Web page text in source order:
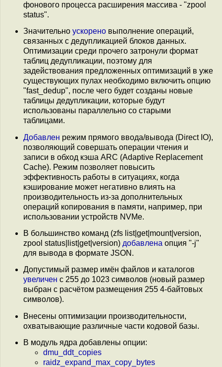
фонового процесса расширения массива - "zpool
status".
Значительно ускорено выполнение операций,
связанных с дедупликацией блоков данных.
Оптимизации среди прочего затронули формат
таблиц дедупликации, поэтому для
задействования предложенных оптимизаций в уже
существующих пулах необходимо включить опцию
"fast_dedup", после чего будет созданы новые
таблицы дедупликации, которые будут
использованы параллельно со старыми
таблицами.
Добавлен режим прямого ввода/вывода (Direct IO),
позволяющий совершать операции чтения и
записи в обход кэша ARC (Adaptive Replacement
Cache). Режим позволяет повысить
эффективность работы в ситуациях, когда
кэширование может негативно влиять на
производительность из-за дополнительных
операций копирования в памяти, например, при
использовании устройств NVMe.
В большинство команд (zfs list|get|mount|version,
zpool status|list|get|version) добавлена опция "-j"
для вывода в формате JSON.
Допустимый размер имён файлов и каталогов
увеличен c 255 до 1023 символов (новый размер
выбран с расчётом размещения 255 4-байтовых
символов).
Внесены оптимизации производительности,
охватывающие различные части кодовой базы.
В модуль ядра добавлены опции:
dmu_ddt_copies
raidz_expand_max_copy_bytes